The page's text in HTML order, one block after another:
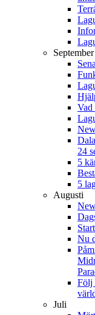
September
Vad
24
5
5
Augusti
Nu
Följ
Juli